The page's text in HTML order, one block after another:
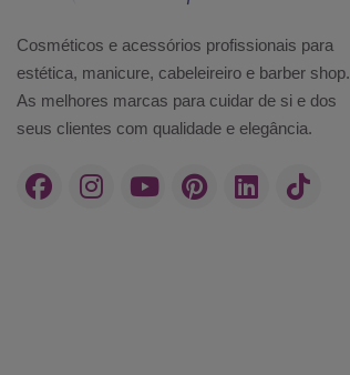
Cosméticos e acessórios profissionais para
estética, manicure, cabeleireiro e barber shop.
As melhores marcas para cuidar de si e dos
seus clientes com qualidade e elegância.